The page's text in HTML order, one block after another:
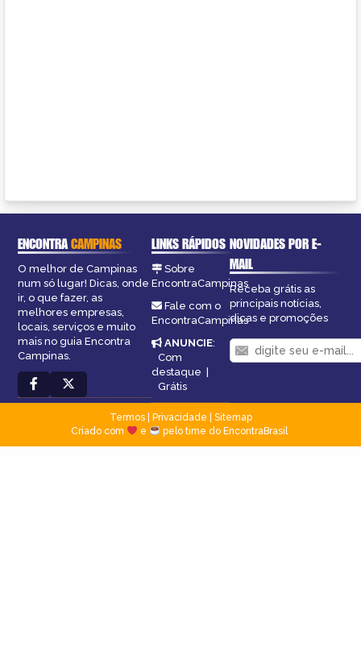
ENCONTRACAMPINAS
O melhor de Campinas
num só lugar! Dicas, onde
ir, o que fazer, as
melhores empresas,
locais, serviços e muito
mais no guia Encontra
Campinas.
LINKS RÁPIDOS
Sobre
EncontraCampinas
Fale com o
EncontraCampinas
ANUNCIE:
Com
destaque |
Grátis
NOVIDADES POR E-
MAIL
Receba grátis as
principais notícias,
dicas e promoções
Termos| Privacidade
Sitemap
Criado com
e pelo time do EncontraBrasil